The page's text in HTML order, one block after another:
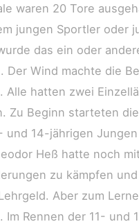
waren 20 Tore
jungen Sportler oder
das ein oder
Der Wind machte die
Alle hatten zwei
Zu Beginn starteten
und 14-jährigen Jungen
Heß hatte noch
zu kämpfen
Aber zum
Im Rennen der 11- und